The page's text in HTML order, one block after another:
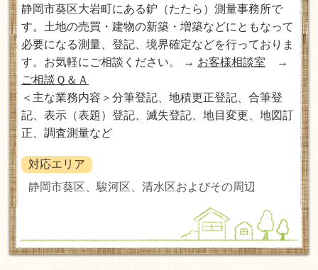
静岡市葵区大岩町にある鈩（たたら）測量事務所で
す。土地の売買・建物の新築・増築などにともなって
必要になる測量、登記、境界確定などを行っておりま
す。お気軽にご相談ください。 → お客様相談室 →
ご相談Ｑ＆Ａ
＜主な業務内容＞分筆登記、地積更正登記、合筆登
記、表示（表題）登記、滅失登記、地目変更、地図訂
正、調査測量など
対応エリア
静岡市葵区、駿河区、清水区およびその周辺